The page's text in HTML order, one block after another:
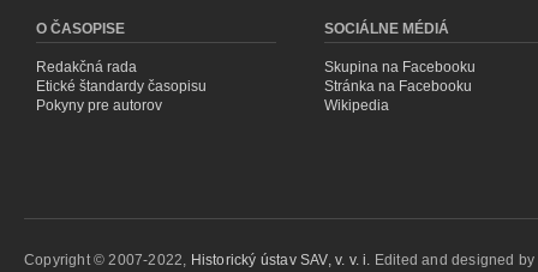
O ČASOPISE
Redakčná rada
Etické štandardy časopisu
Pokyny pre autorov
SOCIÁLNE MÉDIÁ
Skupina na Facebooku
Stránka na Facebooku
Wikipedia
Copyright © 2007-2022, Historický ústav SAV, v. v. i. Edited and designed by